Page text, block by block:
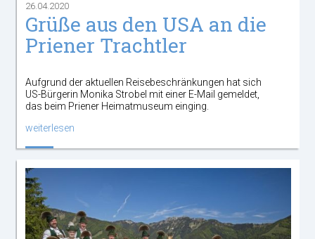
26.04.2020
Grüße aus den USA an die
Priener Trachtler
Aufgrund der aktuellen Reisebeschränkungen hat sich
US-Bürgerin Monika Strobel mit einer E-Mail gemeldet,
das beim Priener Heimatmuseum einging.
weiterlesen